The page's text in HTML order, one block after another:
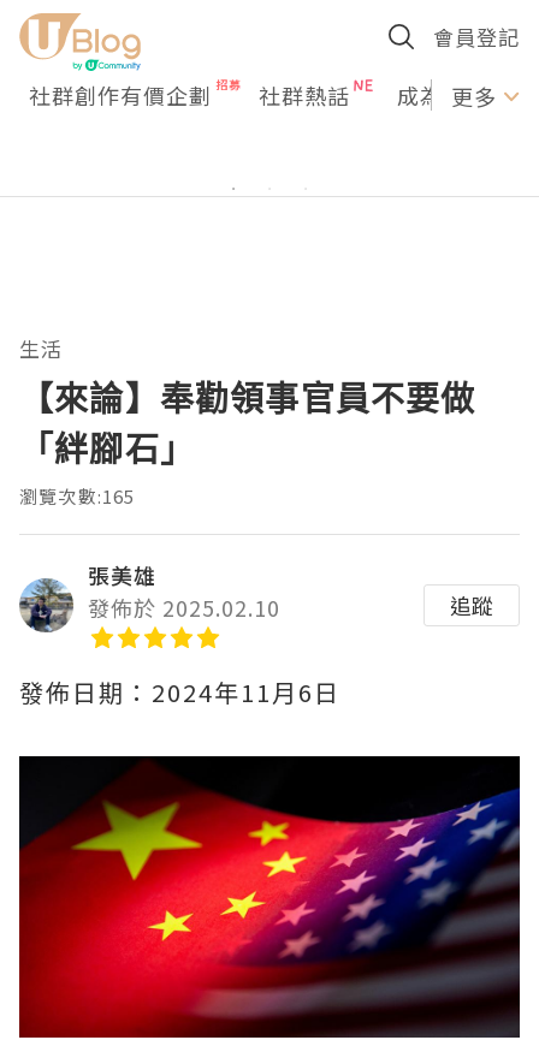
會員登記
社群創作有價企劃 社群熱話 成為U更多
生活
【來論】奉勸領事官員不要做
「絆腳石」
瀏覽次數:165
張美雄
發佈於 2025.02.10
追蹤
發佈日期：2024年11月6日